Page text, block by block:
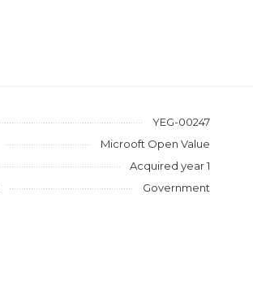
YEG-00247
Microoft Open Value
Acquired year 1
Government